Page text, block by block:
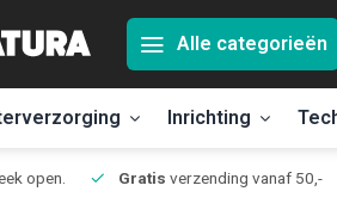
Alle categorieën
Inrichting
open. Gratis verzending vanaf 50,-